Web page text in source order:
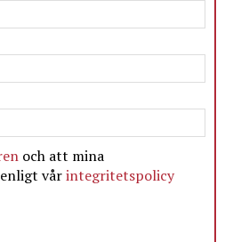
och att mina
vårintegritetspolicy